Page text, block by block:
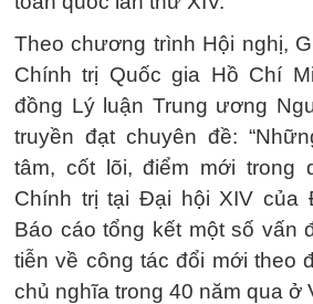
Theo chương trình Hội nghị,
Chính trị Quốc gia Hồ Chí
đồng Lý luận Trung ương
truyền đạt chuyên đề:
tâm, cốt lõi, điểm mới trong
Chính trị tại Đại hội XIV của
Báo cáo tổng kết một số vấn
tiễn về công tác đổi mới theo
chủ nghĩa trong 40 năm qua ở